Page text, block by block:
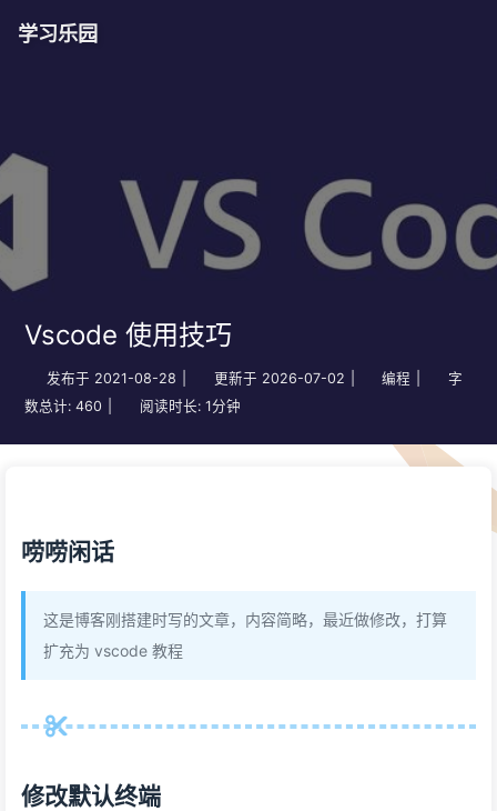
学习乐园
Vscode 使用技巧
发布于 2021-08-28 更新于 2026-07-02 编程
字
数总计: 460 阅读时长: 1分钟
唠唠闲话
这是博客刚搭建时写的文章，内容简略，最近做修改，打算
扩充为 vscode 教程
修改默认终端